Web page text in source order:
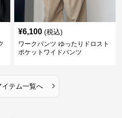
¥6,100 (税込)
ワークパンツ ゆったりドロスト
ポケットワイドパンツ
イテム一覧へ ›